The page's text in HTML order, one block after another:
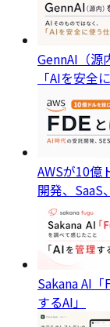
GennAI（源
「AIを安全
AWSが10億
開発、SaaS
Sakana AI
するAI」